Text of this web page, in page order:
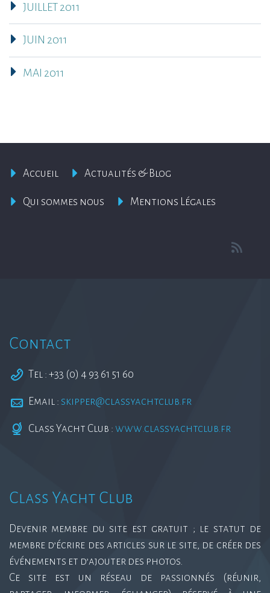
JUILLET 2011
JUIN 2011
MAI 2011
Accueil Actualités & Blog
Qui sommes nous Mentions Légales
Contact
Tel : +33 (0) 4 93 61 51 60
Email : skipper@classyachtclub.fr
Class Yacht Club : www.classyachtclub.fr
Class Yacht Club
Devenir membre du site est gratuit ; le statut de
membre d’écrire des articles sur le site, de créer des
événements et d’ajouter des photos.
Ce site est un réseau de passionnés (réunir,